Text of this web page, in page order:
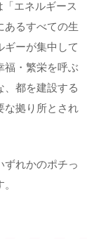
エネルギース
あるすべての生
ギーが集中して
福・繁栄を呼ぶ
、都を建設する
な拠り所とされ
ずれかのポチっ